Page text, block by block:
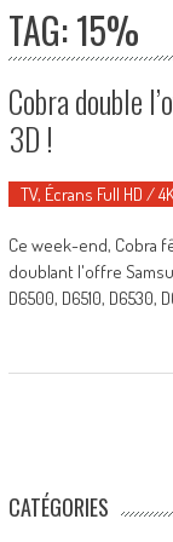
TAG: 15%
Cobra double
3D !
TV, Écrans Full HD /
Ce week-end, Cobra
doublant l'offre
D6500, D6510, D6530,
CATÉGORIES